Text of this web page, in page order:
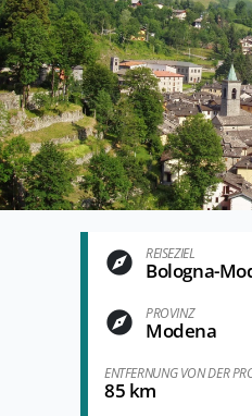
REISEZIEL
Bologna-
PROVINZ
Modena
ENTFERNUNG VON DER
85 km